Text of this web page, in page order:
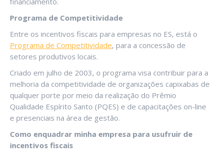
Programa de Competitividade
Entre os incentivos fiscais para empresas no ES, está o
Programa de Competitividade, para a concessão de
setores produtivos locais.
Criado em julho de 2003, o programa visa contribuir para a
melhoria da competitividade de organizações capixabas de
qualquer porte por meio da realização do Prêmio
Qualidade Espírito Santo (PQES) e de capacitações on-line
e presenciais na área de gestão.
Como enquadrar minha empresa para usufruir de
incentivos fiscais